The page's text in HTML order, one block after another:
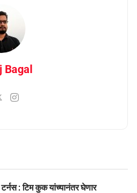
Bagal
: टिम कुक यांच्यानंतर घेणार